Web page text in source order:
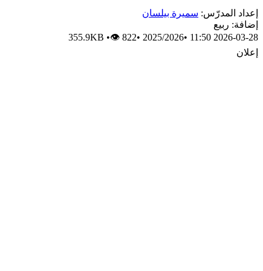
إعداد المدرّس: سميرة بيلسان
إضافة: ربيع
2026-03-28 11:50
•
2025/2026
•
355.9KB •👁 822
إعلان